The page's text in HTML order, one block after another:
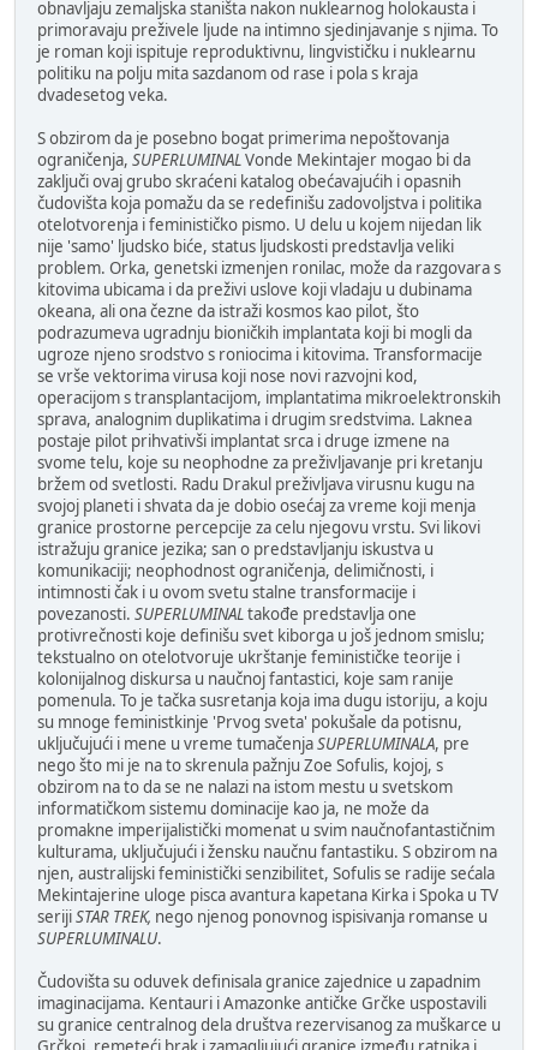
obnavljaju zemaljska staništa nakon nuklearnog holokausta i
primoravaju preživele ljude na intimno sjedinjavanje s njima. To
je roman koji ispituje reproduktivnu, lingvističku i nuklearnu
politiku na polju mita sazdanom od rase i pola s kraja
dvadesetog veka.
S obzirom da je posebno bogat primerima nepoštovanja
ograničenja, SUPERLUMINALVonde Mekintajer mogao bi da
zaključi ovaj grubo skraćeni katalog obećavajućih i opasnih
čudovišta koja pomažu da se redefinišu zadovoljstva i politika
otelotvorenja i feminističko pismo. U delu u kojem nijedan lik
nije 'samo' ljudsko biće, status ljudskosti predstavlja veliki
problem. Orka, genetski izmenjen ronilac, može da razgovara s
kitovima ubicama i da preživi uslove koji vladaju u dubinama
okeana, ali ona čezne da istraži kosmos kao pilot, što
podrazumeva ugradnju bioničkih implantata koji bi mogli da
ugroze njeno srodstvo s roniocima i kitovima. Transformacije
se vrše vektorima virusa koji nose novi razvojni kod,
operacijom s transplantacijom, implantatima mikroelektronskih
sprava, analognim duplikatima i drugim sredstvima. Laknea
postaje pilot prihvativši implantat srca i druge izmene na
svome telu, koje su neophodne za preživljavanje pri kretanju
bržem od svetlosti. Radu Drakul preživljava virusnu kugu na
svojoj planeti i shvata da je dobio osećaj za vreme koji menja
granice prostorne percepcije za celu njegovu vrstu. Svi likovi
istražuju granice jezika; san o predstavljanju iskustva u
komunikaciji; neophodnost ograničenja, delimičnosti, i
intimnosti čak i u ovom svetu stalne transformacije i
povezanosti. SUPERLUMINALtakođe predstavlja one
protivrečnosti koje definišu svet kiborga u još jednom smislu;
tekstualno on otelotvoruje ukrštanje feminističke teorije i
kolonijalnog diskursa u naučnoj fantastici, koje sam ranije
pomenula. To je tačka susretanja koja ima dugu istoriju, a koju
su mnoge feministkinje 'Prvog sveta' pokušale da potisnu,
uključujući i mene u vreme tumačenjaSUPERLUMINALA, pre
nego što mi je na to skrenula pažnju Zoe Sofulis, kojoj, s
obzirom na to da se ne nalazi na istom mestu u svetskom
informatičkom sistemu dominacije kao ja, ne može da
promakne imperijalistički momenat u svim naučnofantastičnim
kulturama, uključujući i žensku naučnu fantastiku. S obzirom na
njen, australijski feministički senzibilitet, Sofulis se radije sećala
Mekintajerine uloge pisca avantura kapetana Kirka i Spoka u TV
serijiSTAR TREK, nego njenog ponovnog ispisivanja romanse u
SUPERLUMINALU.
Čudovišta su oduvek definisala granice zajednice u zapadnim
imaginacijama. Kentauri i Amazonke antičke Grčke uspostavili
su granice centralnog dela društva rezervisanog za muškarce u